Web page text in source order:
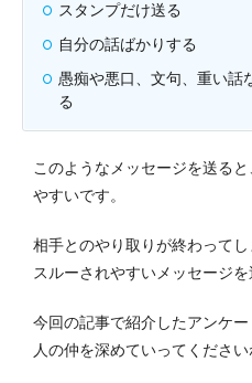
スタンプだけ送る
自分の話ばかりする
愚痴や悪口、文句、重い話
る
このようなメッセージを送る
やすいです。
相手とのやり取りが終わって
スルーされやすいメッセージを
今回の記事で紹介したアンケ
人の仲を深めていってください